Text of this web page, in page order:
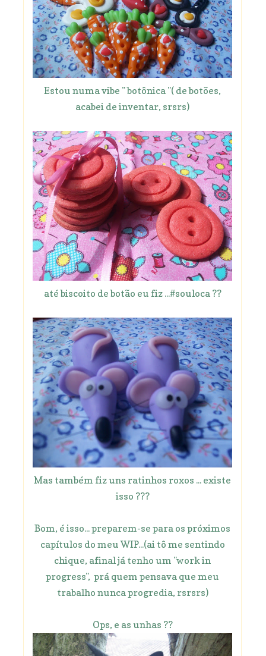
Estou numa vibe " botônica "( de botões,
acabei de inventar, srsrs)
até biscoito de botão eu fiz ...#souloca ??
Mas também fiz uns ratinhos roxos ... existe
isso ???
Bom, é isso... preparem-se para os próximos
capítulos do meu WIP...(ai tô me sentindo
chique, afinal já tenho um "work in
progress", prá quem pensava que meu
trabalho nunca progredia, rsrsrs)
Ops, e as unhas ??